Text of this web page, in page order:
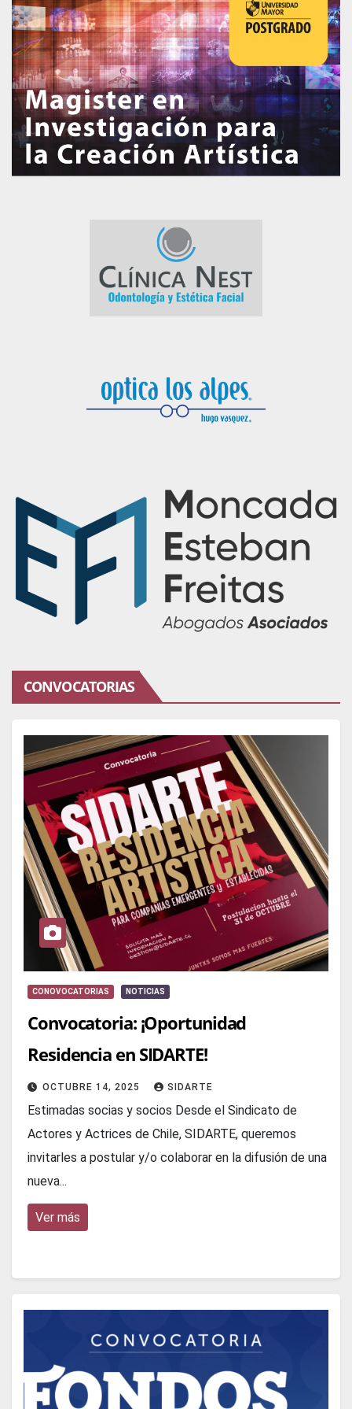
CONVOCATORIAS
CONOVOCATORIAS NOTICIAS
Convocatoria: ¡Oportunidad
Residencia en SIDARTE!
OCTUBRE 14, 2025 SIDARTE
Estimadas socias y socios Desde el Sindicato de
Actores y Actrices de Chile, SIDARTE, queremos
invitarles a postular y/o colaborar en la difusión de una
nueva...
Ver más